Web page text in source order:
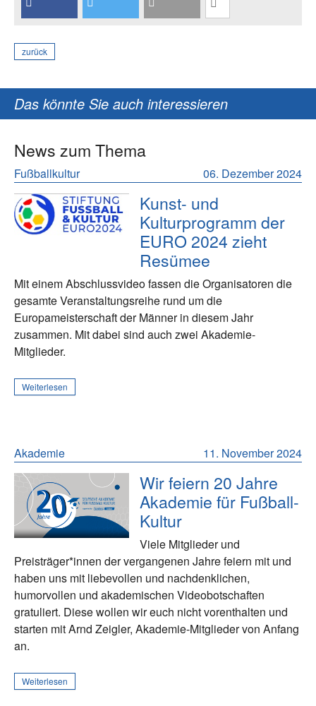
zurück
Das könnte Sie auch interessieren
News zum Thema
06. Dezember 2024
Fußballkultur
Kunst- und
Kulturprogramm der
EURO 2024 zieht
Resümee
Mit einem Abschlussvideo fassen die Organisatoren die
gesamte Veranstaltungsreihe rund um die
Europameisterschaft der Männer in diesem Jahr
zusammen. Mit dabei sind auch zwei Akademie-
Mitglieder.
Weiterlesen
11. November 2024
Akademie
Wir feiern 20 Jahre
Akademie für Fußball-
Kultur
Viele Mitglieder und
Preisträger*innen der vergangenen Jahre feiern mit und
haben uns mit liebevollen und nachdenklichen,
humorvollen und akademischen Videobotschaften
gratuliert. Diese wollen wir euch nicht vorenthalten und
starten mit Arnd Zeigler, Akademie-Mitglieder von Anfang
an.
Weiterlesen